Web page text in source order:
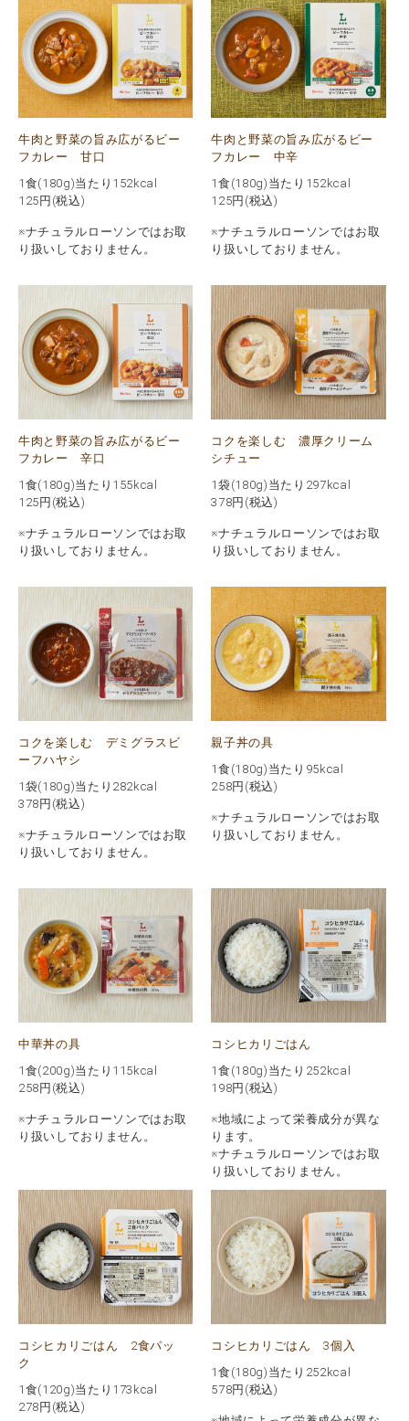
牛肉と野菜の旨み広がるビー
フカレー 甘口
1食(180g)当たり152kcal
125 円(税込)
※ナチュラルローソンではお取
り扱いしておりません。
牛肉と野菜の旨み広がるビー
フカレー 中辛
1食(180g)当たり152kcal
125円(税込)
※ナチュラルローソンではお取
り扱いしておりません。
牛肉と野菜の旨み広がるビー
フカレー 辛口
1食(180g)当たり155kcal
125 円(税込)
※ナチュラルローソンではお取
り扱いしておりません。
コクを楽しむ 濃厚クリーム
シチュー
1袋(180g)当たり297kcal
378円(税込)
※ナチュラルローソンではお取
り扱いしておりません。
コクを楽しむ デミグラスビ
ーフハヤシ
1袋(180g)当たり282kcal
378 円(税込)
※ナチュラルローソンではお取
り扱いしておりません。
親子丼の具
1食(180g)当たり95kcal
258円(税込)
※ナチュラルローソンではお取
り扱いしておりません。
中華丼の具
1食(200g)当たり115kcal
258 円(税込)
※ナチュラルローソンではお取
り扱いしておりません。
コシヒカリごはん
1食(180g)当たり252kcal
198円(税込)
※地域によって栄養成分が異な
ります。
※ナチュラルローソンではお取
り扱いしておりません。
コシヒカリごはん 2食パッ
ク
1食(120g)当たり173kcal
278 円(税込)
コシヒカリごはん 3個入
1食(180g)当たり252kcal
578円(税込)